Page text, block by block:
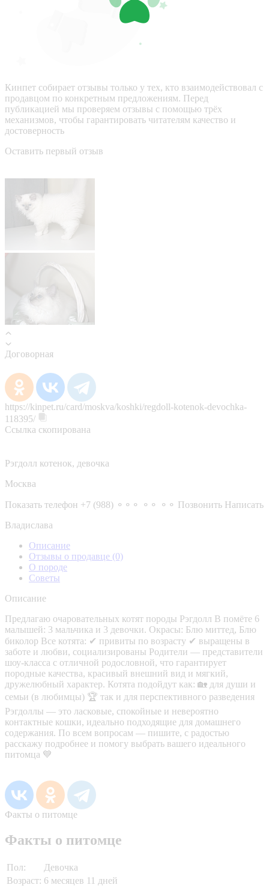
Кинпет собирает отзывы только у тех, кто взаимодействовал с
продавцом по конкретным предложениям. Перед
публикацией мы проверяем отзывы с помощью трёх
механизмов, чтобы гарантировать читателям качество и
достоверность
Оставить первый отзыв
Договорная
https://kinpet.ru/card/moskva/koshki/regdoll-kotenok-devochka-
118395/
Ссылка скопирована
Рэгдолл котенок, девочка
Москва
Показать телефон +7 (988) ⚬⚬⚬ ⚬⚬ ⚬⚬ Позвонить Написать
Владислава
Описание
Отзывы о продавце (0)
О породе
Советы
Описание
Предлагаю очаровательных котят породы Рэгдолл В помёте 6
малышей: 3 мальчика и 3 девочки. Окрасы: Блю миттед, Блю
биколор Все котята: ✔ привиты по возрасту ✔ выращены в
заботе и любви, социализированы Родители — представители
шоу-класса с отличной родословной, что гарантирует
породные качества, красивый внешний вид и мягкий,
дружелюбный характер. Котята подойдут как: 🏡 для души и
семьи (в любимцы) 🏆 так и для перспективного разведения
Рэгдоллы — это ласковые, спокойные и невероятно
контактные кошки, идеально подходящие для домашнего
содержания. По всем вопросам — пишите, с радостью
расскажу подробнее и помогу выбрать вашего идеального
питомца 💙
Факты о питомце
Факты о питомце
Пол:
Девочка
Возраст: 6 месяцев 11 дней